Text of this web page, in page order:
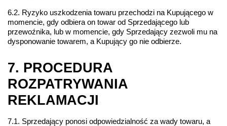
6.2. Ryzyko uszkodzenia towaru przechodzi na Kupującego w
momencie, gdy odbiera on towar od Sprzedającego lub
przewoźnika, lub w momencie, gdy Sprzedający zezwoli mu na
dysponowanie towarem, a Kupujący go nie odbierze.
7. PROCEDURA
ROZPATRYWANIA
REKLAMACJI
7.1. Sprzedający ponosi odpowiedzialność za wady towaru, a